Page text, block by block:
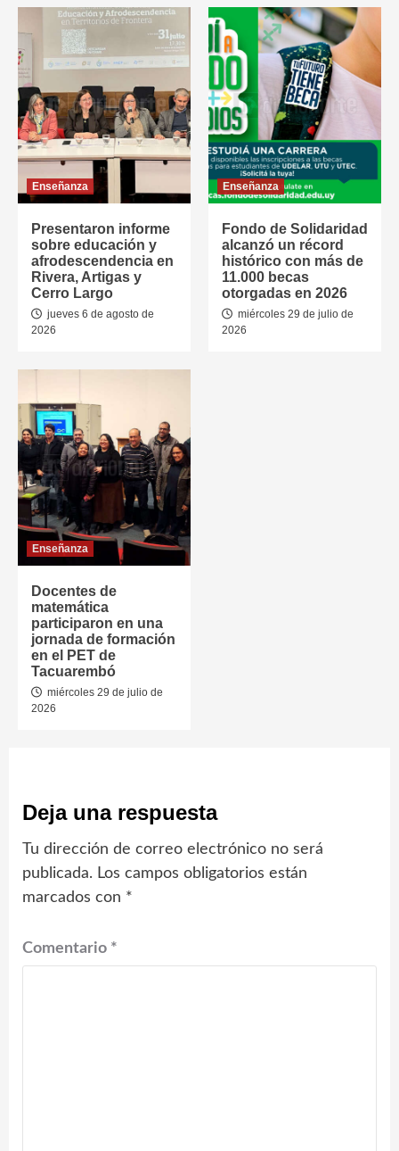
Enseñanza
Presentaron informe
sobre educación y
afrodescendencia en
Rivera, Artigas y
Cerro Largo
jueves 6 de agosto de
2026
Enseñanza
Fondo de Solidaridad
alcanzó un récord
histórico con más de
11.000 becas
otorgadas en 2026
miércoles 29 de julio de
2026
Enseñanza
Docentes de
matemática
participaron en una
jornada de formación
en el PET de
Tacuarembó
miércoles 29 de julio de
2026
Deja una respuesta
Tu dirección de correo electrónico no será
publicada. Los campos obligatorios están
marcados con *
Comentario *